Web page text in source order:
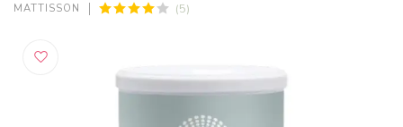
MATTISSON (5)